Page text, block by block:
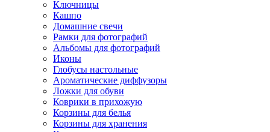
Ключницы
Кашпо
Домашние свечи
Рамки для фотографий
Альбомы для фотографий
Иконы
Глобусы настольные
Ароматические диффузоры
Ложки для обуви
Коврики в прихожую
Корзины для белья
Корзины для хранения